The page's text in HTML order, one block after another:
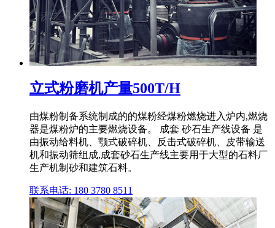
立式粉磨机产量500T/H
由煤粉制备系统制成的的煤粉经煤粉燃烧进入炉内,燃烧
器是煤粉炉的主要燃烧设备。 成套 砂石生产线设备 是
由振动给料机、颚式破碎机、反击式破碎机、皮带输送
机和振动筛组成,成套砂石生产线主要用于大型的石料厂
生产机制砂和建筑石料。
联系电话: 180 3780 8511